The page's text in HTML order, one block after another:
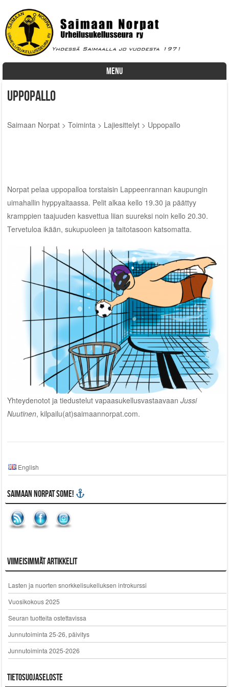
MENU
Uppopallo
Saimaan Norpat> Toiminta> Lajiesittelyt> Uppopallo
Norpat pelaa uppopalloa torstaisin Lappeenrannan kaupungin
uimahallin hyppyaltaassa. Pelit alkaa kello 19.30 ja päättyy
kramppien taajuuden kasvettua liian suureksi noin kello 20.30.
Tervetuloa ikään, sukupuoleen ja taitotasoon katsomatta.
Yhteydenotot ja tiedustelut vapaasukellusvastaavaan Jussi
Nuutinen, kilpailu(at)saimaannorpat.com.
English
Saimaan Norpat SoMe!
Viimeisimmät artikkelit
Lasten ja nuorten snorkkelisukelluksen introkurssi
Vuosikokous 2025
Seuran tuotteita ostettavissa
Junnutoiminta 25-26, päivitys
Junnutoiminta 2025-2026
Tietosuojaseloste